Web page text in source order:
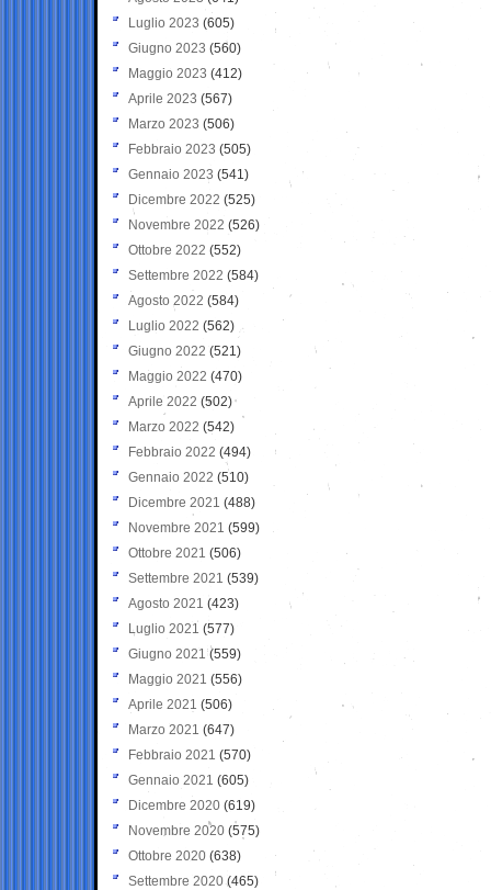
Luglio 2023 (605)
Giugno 2023 (560)
Maggio 2023 (412)
Aprile 2023 (567)
Marzo 2023 (506)
Febbraio 2023 (505)
Gennaio 2023 (541)
Dicembre 2022 (525)
Novembre 2022 (526)
Ottobre 2022 (552)
Settembre 2022 (584)
Agosto 2022 (584)
Luglio 2022 (562)
Giugno 2022 (521)
Maggio 2022 (470)
Aprile 2022 (502)
Marzo 2022 (542)
Febbraio 2022 (494)
Gennaio 2022 (510)
Dicembre 2021 (488)
Novembre 2021 (599)
Ottobre 2021 (506)
Settembre 2021 (539)
Agosto 2021 (423)
Luglio 2021 (577)
Giugno 2021(559)
Maggio 2021 (556)
Aprile 2021 (506)
Marzo 2021 (647)
Febbraio 2021 (570)
Gennaio 2021 (605)
Dicembre 2020 (619)
Novembre 2020 (575)
Ottobre 2020 (638)
Settembre 2020(465)